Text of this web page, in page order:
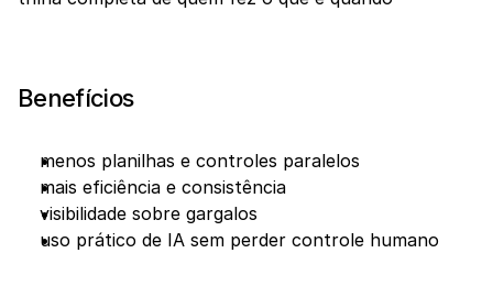
Benefícios
menos planilhas e controles paralelos
mais eficiência e consistência
visibilidade sobre gargalos
uso prático de IA sem perder controle humano